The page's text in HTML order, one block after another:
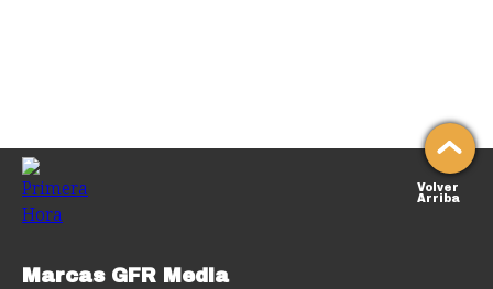
Volver
Arriba
Marcas GFR Media